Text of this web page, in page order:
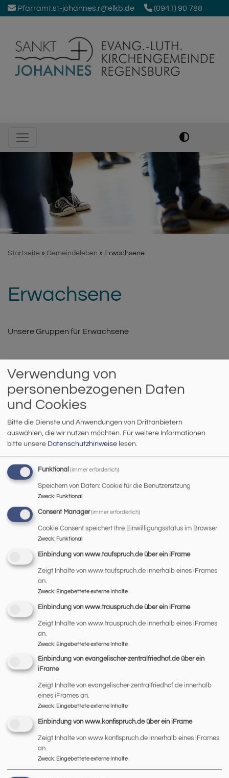
Direkt
zum
Pfarramt.st-johannes.r@elkb.de (0941) 90 788
Hauptnavigation
Startseite Gemeindeleben Erwachsene
Erwachsene
Unsere Gruppen für Erwachsene
LITERATURKREIS
Erwachsenenalter leistet der Literaturkreis. In den letzten
Jahren haben wir 22 Bücher gemeinsam gelesen und
besprochen. Den Anspruch einer
MÄNNERGRUPPE
Die seit über 20 Jahren existierende Männergruppe
organisiert sich selbst. Sie besteht (Januar 2023) aus
sieben Mitgliedern. Sie ist offen für jeden Mann
unabhängig von Hautfarbe, Religion
Frauenpower findet im Moment nicht statt.
Verwendung von
personenbezogenen Daten
und Cookies
Bitte die Dienste und Anwendungen von Drittanbietern
auswählen, die wir nutzen möchten. Für weitere Informationen
bitte unsere Datenschutzhinweise lesen.
Funktional (immer erforderlich)
Speichern von Daten: Cookie für die Benutzersitzung
Zweck: Funktional
Consent Manager (immer erforderlich)
Cookie Consent speichert Ihre Einwilligungsstatus im Browser
Zweck: Funktional
Einbindung von www.taufspruch.de über ein iFrame
Zeigt Inhalte von www.taufspruch.de innerhalb eines iFrames
an.
Zweck: Eingebettete externe Inhalte
Einbindung von www.trauspruch.de über ein iFrame
Zeigt Inhalte von www.trauspruch.de innerhalb eines iFrames
an.
Zweck: Eingebettete externe Inhalte
Einbindung von evangelischer-zentralfriedhof.de über ein
iFrame
Zeigt Inhalte von evangelischer-zentralfriedhof.de innerhalb
eines iFrames an.
Zweck: Eingebettete externe Inhalte
Einbindung von www.konfispruch.de über ein iFrame
Zeigt Inhalte von www.konfispruch.de innerhalb eines iFrames
an.
Zweck: Eingebettete externe Inhalte